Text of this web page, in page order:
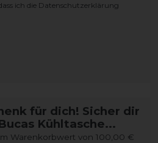
ich die Daten­schutz­erklärung
für dich! Sicher dir
Kühltasche...
Warenkorbwert von 100,00 €